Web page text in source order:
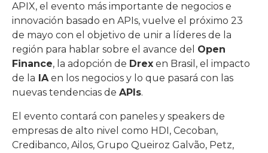
APIX, el evento más importante de negocios e
innovación basado en APIs, vuelve el próximo 23
de mayo con el objetivo de unir a líderes de la
región para hablar sobre el avance del Open
Finance, la adopción de Drex en Brasil, el impacto
de la IAen los negocios y lo que pasará con las
nuevas tendencias de APIs.
El evento contará con paneles y speakers de
empresas de alto nivel como HDI, Cecoban,
Credibanco, Ailos, Grupo Queiroz Galvão, Petz,